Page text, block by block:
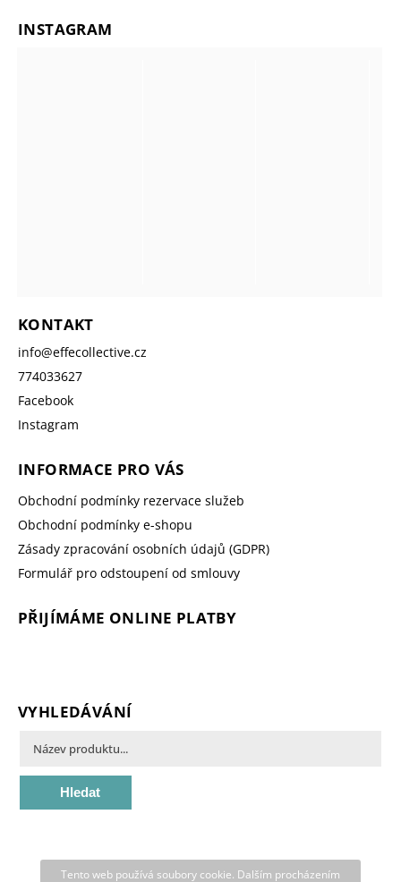
Tento web používá soubory cookie. Dalším procházením
KONTAKT
info@effecollective.cz
774033627
Facebook
Instagram
INFORMACE PRO VÁS
Obchodní podmínky rezervace služeb
Obchodní podmínky e-shopu
Zásady zpracování osobních údajů (GDPR)
Formulář pro odstoupení od smlouvy
PŘIJÍMÁME ONLINE PLATBY
INSTAGRAM
VYHLEDÁVÁNÍ
Hledat